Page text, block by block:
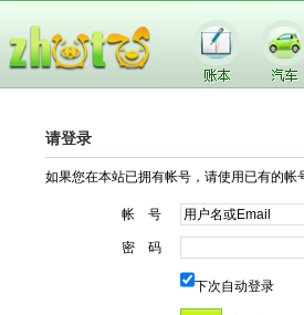
请登录
如果您在本站已拥有帐号，请使用已有的
帐 号
密 码
下次自动登录